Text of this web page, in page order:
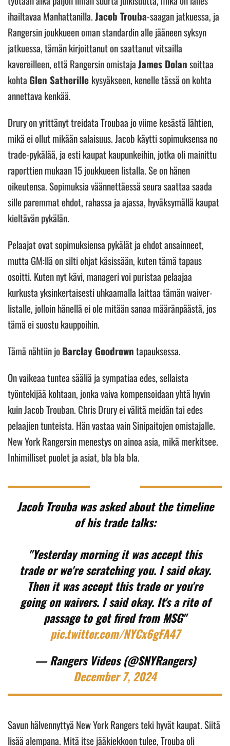
ihailtavaa Manhattanilla.Jacob Trouba-saagan jatkuessa, ja
Rangersin joukkueen oman standardin alle jääneen syksyn
jatkuessa, tämän kirjoittanut on saattanut vitsailla
kavereilleen, että Rangersin omistajaJames Dolansoittaa
kohta Glen Satherille kysyäkseen, kenelle tässä on kohta
annettava kenkää.
Drury on yrittänyt treidata Troubaa jo viime kesästä lähtien,
mikä ei ollut mikään salaisuus. Jacob käytti sopimuksensa no
trade-pykälää, ja esti kaupat kaupunkeihin, jotka oli mainittu
raporttien mukaan 15 joukkueen listalla. Se on hänen
oikeutensa. Sopimuksia väännettäessä seura saattaa saada
sille paremmat ehdot, rahassa ja ajassa, hyväksymällä kaupat
kieltävän pykälän.
Pelaajat ovat sopimuksiensa pykälät ja ehdot ansainneet,
mutta GM:llä on silti ohjat käsissään, kuten tämä tapaus
osoitti. Kuten nyt kävi, manageri voi puristaa pelaajaa
kurkusta yksinkertaisesti uhkaamalla laittaa tämän waiver-
listalle, jolloin hänellä ei ole mitään sanaa määränpäästä, jos
tämä ei suostu kauppoihin.
Tämä nähtiin joBarclay Goodrowntapauksessa.
On vaikeaa tuntea sääliä ja sympatiaa edes, sellaista
työntekijää kohtaan, jonka vaiva kompensoidaan yhtä hyvin
kuin Jacob Trouban. Chris Drury ei välitä meidän tai edes
pelaajien tunteista. Hän vastaa vain Sinipaitojen omistajalle.
New York Rangersin menestys on ainoa asia, mikä merkitsee.
Inhimilliset puolet ja asiat, bla bla bla.
Jacob Trouba was asked about the timeline
of his trade talks:
"Yesterday morning it was accept this
trade or we're scratching you. I said okay.
Then it was accept this trade or you're
going on waivers. I said okay. It's a rite of
passage to get fired from MSG"
pic.twitter.com/NYCx6gFA47
— Rangers Videos (@SNYRangers)
December 7, 2024
Savun hälvennyttyä New York Rangers teki hyvät kaupat. Siitä
lisää alempana. Mitä itse jääkiekkoon tulee, Trouba oli